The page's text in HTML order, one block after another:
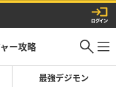
ー攻略
最強デジモン